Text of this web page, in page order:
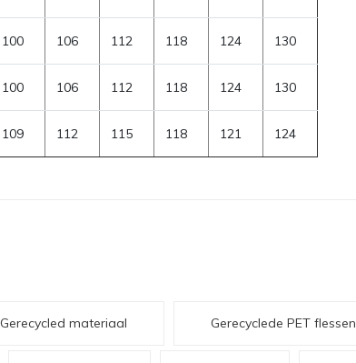
100 106 112 118 124 130
100 106 112 118 124 130
109 112 115 118 121 124
Gerecycled materiaal Gerecyclede PET flessen